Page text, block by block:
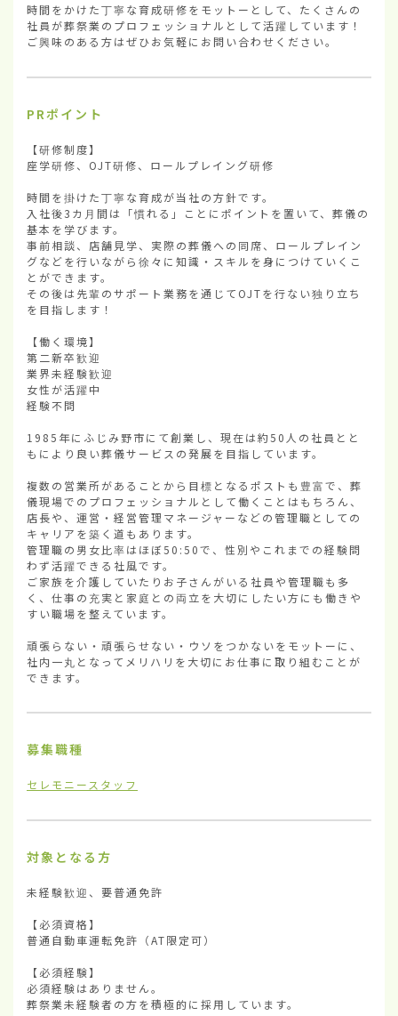
時間をかけた丁寧な育成研修をモットーとして、たくさんの
社員が葬祭業のプロフェッショナルとして活躍しています！
ご興味のある方はぜひお気軽にお問い合わせください。
PRポイント
【研修制度】
座学研修、OJT研修、ロールプレイング研修
時間を掛けた丁寧な育成が当社の方針です。
入社後3カ月間は「慣れる」ことにポイントを置いて、葬儀の
基本を学びます。
事前相談、店舗見学、実際の葬儀への同席、ロールプレイン
グなどを行いながら徐々に知識・スキルを身につけていくこ
とができます。
その後は先輩のサポート業務を通じてOJTを行ない独り立ち
を目指します！
【働く環境】
第二新卒歓迎
業界未経験歓迎
女性が活躍中
経験不問
1985年にふじみ野市にて創業し、現在は約50人の社員とと
もにより良い葬儀サービスの発展を目指しています。
複数の営業所があることから目標となるポストも豊富で、葬
儀現場でのプロフェッショナルとして働くことはもちろん、
店長や、運営・経営管理マネージャーなどの管理職としての
キャリアを築く道もあります。
管理職の男女比率はほぼ50:50で、性別やこれまでの経験問
わず活躍できる社風です。
ご家族を介護していたりお子さんがいる社員や管理職も多
く、仕事の充実と家庭との両立を大切にしたい方にも働きや
すい職場を整えています。
頑張らない・頑張らせない・ウソをつかないをモットーに、
社内一丸となってメリハリを大切にお仕事に取り組むことが
できます。
募集職種
セレモニースタッフ
対象となる方
未経験歓迎、要普通免許
【必須資格】
普通自動車運転免許（AT限定可）
【必須経験】
必須経験はありません。
葬祭業未経験者の方を積極的に採用しています。